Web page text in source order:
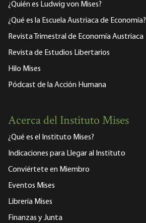
¿Quién es Ludwig von Mises?
¿Qué es la Escuela Austriaca de Economía?
Revista Trimestral de Economía Austriaca
Revista de Estudios Libertarios
Hilo Mises
Pódcast de la Acción Humana
Acerca del Instituto Mises
¿Qué es el Instituto Mises?
Indicaciones para Llegar al Instituto
Conviértete en Miembro
Eventos Mises
Librería Mises
Finanzas y Junta